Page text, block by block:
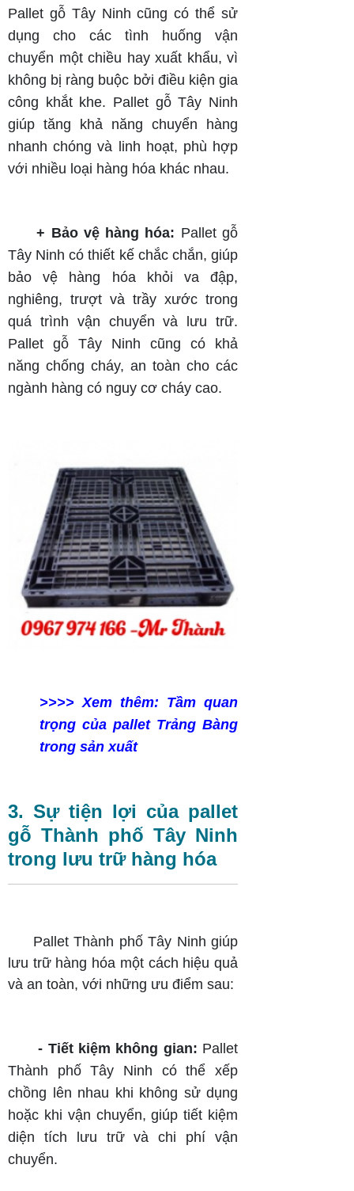
Pallet gỗ Tây Ninh cũng có thể sử
dụng cho các tình huống vận
chuyển một chiều hay xuất khẩu, vì
không bị ràng buộc bởi điều kiện gia
công khắt khe. Pallet gỗ Tây Ninh
giúp tăng khả năng chuyển hàng
nhanh chóng và linh hoạt, phù hợp
với nhiều loại hàng hóa khác nhau.
+ Bảo vệ hàng hóa: Pallet gỗ
Tây Ninh có thiết kế chắc chắn, giúp
bảo vệ hàng hóa khỏi va đập,
nghiêng, trượt và trầy xước trong
quá trình vận chuyển và lưu trữ.
Pallet gỗ Tây Ninh cũng có khả
năng chống cháy, an toàn cho các
ngành hàng có nguy cơ cháy cao.
>>>> Xem thêm: Tầm quan
trọng của pallet Trảng Bàng
trong sản xuất
3. Sự tiện lợi của pallet
gỗ Thành phố Tây Ninh
trong lưu trữ hàng hóa
Pallet Thành phố Tây Ninh giúp
lưu trữ hàng hóa một cách hiệu quả
và an toàn, với những ưu điểm sau:
- Tiết kiệm không gian: Pallet
Thành phố Tây Ninh có thể xếp
chồng lên nhau khi không sử dụng
hoặc khi vận chuyển, giúp tiết kiệm
diện tích lưu trữ và chi phí vận
chuyển.